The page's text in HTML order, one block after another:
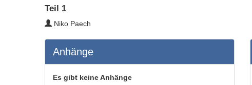
Teil 1
Niko Paech
Anhänge
Es gibt keine Anhänge